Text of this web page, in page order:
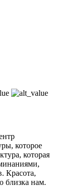
которое
которая
Красота,
близка нам.